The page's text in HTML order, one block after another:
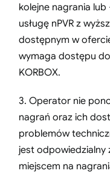
kolejne nagrania
usługę nPVR z
dostępnym w
wymaga dostępu
KORBOX.
3. Operator nie
nagrań oraz ich
problemów
jest odpowiedzialny
miejscem na